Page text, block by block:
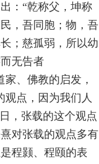
：“乾称父，坤称
，吾同胞；物，吾
；慈孤弱，所以幼
无告者
、佛教的启发，
观点，因为我们人
，张载的这个观点
对张载的观点多有
程颢、程颐的表